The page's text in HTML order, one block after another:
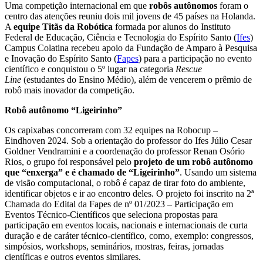
Uma competição internacional em que robôs autônomos foram o
centro das atenções reuniu dois mil jovens de 45 países na Holanda.
Aequipe Titãs da Robótica formada por alunos do Instituto
Federal de Educação, Ciência e Tecnologia do Espírito Santo (Ifes)
Campus Colatina recebeu apoio da Fundação de Amparo à Pesquisa
e Inovação do Espírito Santo (Fapes) para a participação no evento
científico e conquistou o 5º lugar na categoria Rescue
Line (estudantes do Ensino Médio), além de vencerem o prêmio de
robô mais inovador da competição.
Robô autônomo “Ligeirinho”
Os capixabas concorreram com 32 equipes na Robocup –
Eindhoven 2024. Sob a orientação do professor do Ifes Júlio Cesar
Goldner Vendramini e a coordenação do professor Renan Osório
Rios, o grupo foi responsável pelo projeto de um robô autônomo
que “enxerga” e é chamado de “Ligeirinho”. Usando um sistema
de visão computacional, o robô é capaz de tirar foto do ambiente,
identificar objetos e ir ao encontro deles. O projeto foi inscrito na 2ª
Chamada do Edital da Fapes de nº 01/2023 – Participação em
Eventos Técnico-Científicos que seleciona propostas para
participação em eventos locais, nacionais e internacionais de curta
duração e de caráter técnico-científico, como, exemplo: congressos,
simpósios, workshops, seminários, mostras, feiras, jornadas
científicas e outros eventos similares.